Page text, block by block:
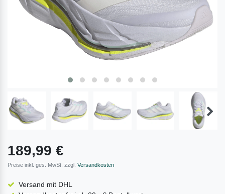
189,99 €
Preise inkl. ges. MwSt. zzgl. Versandkosten
Versand mit DHL